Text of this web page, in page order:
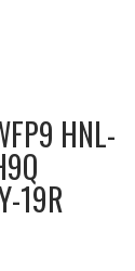
HNL-
19R